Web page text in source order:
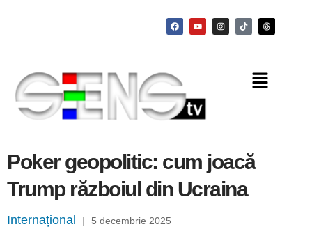
Poker geopolitic: cum joacă
Trump războiul din Ucraina
Internațional | 5 decembrie 2025